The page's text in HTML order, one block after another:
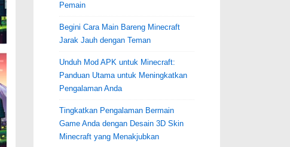
Pemain
Begini Cara Main Bareng Minecraft
Jarak Jauh dengan Teman
Unduh Mod APK untuk Minecraft:
Panduan Utama untuk Meningkatkan
Pengalaman Anda
Tingkatkan Pengalaman Bermain
Game Anda dengan Desain 3D Skin
Minecraft yang Menakjubkan